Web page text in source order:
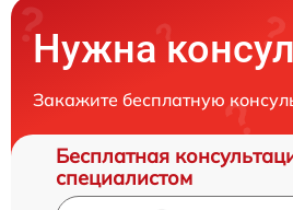
Нужна
Закажите бесплатную
Бесплатная
специалистом